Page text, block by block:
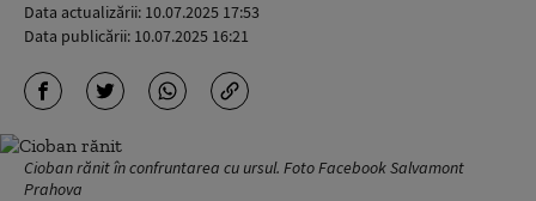
Data actualizării: 10.07.2025 17:53
Data publicării: 10.07.2025 16:21
Cioban rănit în confruntarea cu ursul. Foto Facebook Salvamont
Prahova